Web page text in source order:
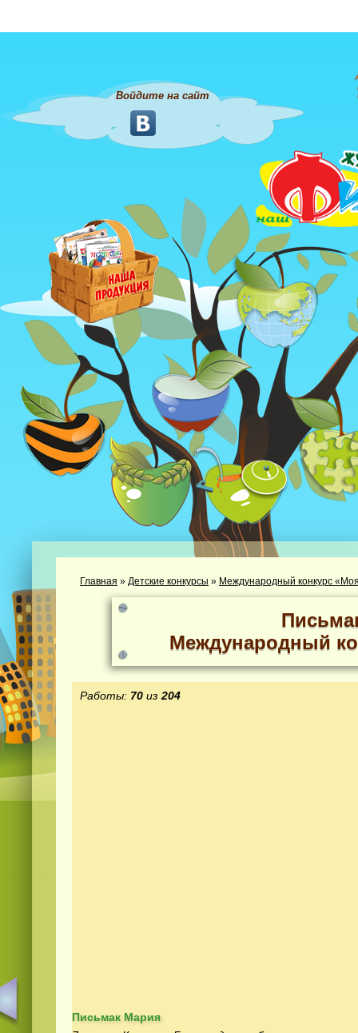
Войдите на сайт
Главная » Детские конкурсы » Международный конкурс
Международный
Работы: 70 из 204
Письмак Мария